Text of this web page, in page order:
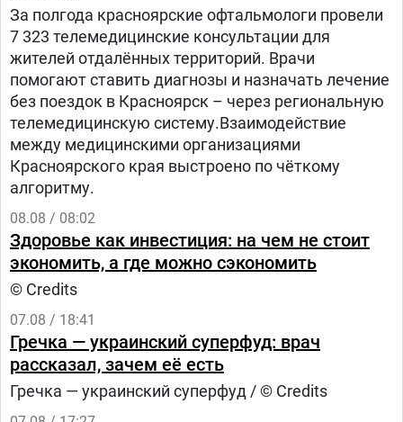
За полгода красноярские офтальмологи провели
7 323 телемедицинские консультации для
жителей отдалённых территорий. Врачи
помогают ставить диагнозы и назначать лечение
без поездок в Красноярск – через региональную
телемедицинскую систему.Взаимодействие
между медицинскими организациями
Красноярского края выстроено по чёткому
алгоритму.
08.08 / 08:02
Здоровье как инвестиция: на чем не стоит
экономить, а где можно сэкономить
© Credits
07.08 / 18:41
Гречка — украинский суперфуд: врач
рассказал, зачем её есть
Гречка — украинский суперфуд / © Credits